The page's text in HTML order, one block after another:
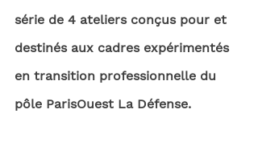
série de 4 ateliers conçus pour et
destinés aux cadres expérimentés
en transition professionnelle du
pôle ParisOuest La Défense.